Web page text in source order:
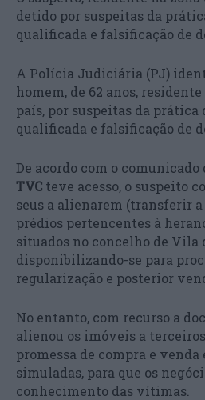
detido por suspeitas da
qualificada e falsificação de
A Polícia Judiciária (PJ)
homem, de 62 anos,
país, por suspeitas da prática
qualificada e falsificação de
De acordo com o
TVC teve acesso, o suspeito
seus a alienarem (transferir
prédios pertencentes à
situados no concelho de Vila
disponibilizando-se para
regularização e posterior
No entanto, com recurso a
alienou os imóveis a
promessa de compra e venda
simuladas, para que os
conhecimento das vítimas.